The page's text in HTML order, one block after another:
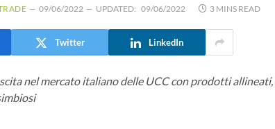
09/06/2022 UPDATED: 09/06/2022 3 MINS READ
Twitter LinkedIn
nel mercato italiano delle UCC con prodotti